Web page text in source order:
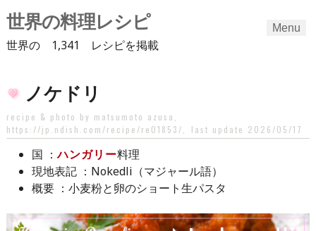
世界の料理レシピ
世界の 1,341 レシピを掲載
Menu
to ノケドリ
recipe & photo by matsumoto azusa,
https://jp.ndish.com/recipe/re01853/
last update 2026/05/17
国 ：ハンガリー料理
現地表記 ：Nokedli（マジャール語）
概要 ：小麦粉と卵のショート生パスタ